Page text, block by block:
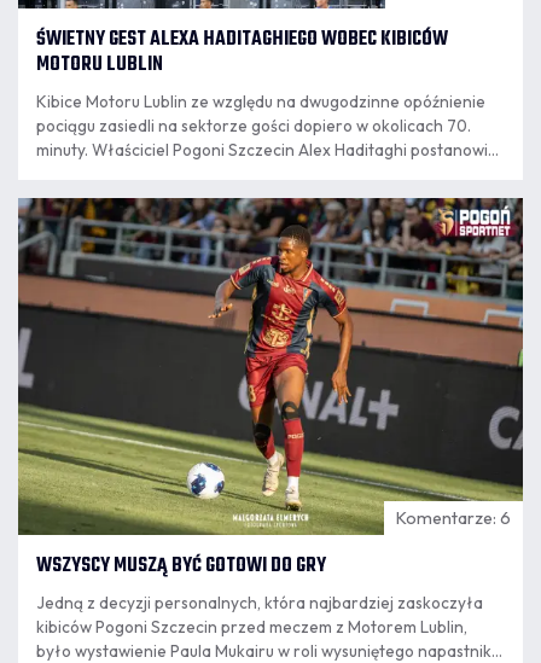
ŚWIETNY GEST ALEXA HADITAGHIEGO WOBEC KIBICÓW
MOTORU LUBLIN
Kibice Motoru Lublin ze względu na dwugodzinne opóźnienie
pociągu zasiedli na sektorze gości dopiero w okolicach 70.
minuty. Właściciel Pogoni Szczecin Alex Haditaghi postanowił,
spotkanie obu klubów w Szczecinie.
09.08
7:55
Komentarze: 6
WSZYSCY MUSZĄ BYĆ GOTOWI DO GRY
Jedną z decyzji personalnych, która najbardziej zaskoczyła
kibiców Pogoni Szczecin przed meczem z Motorem Lublin,
było wystawienie Paula Mukairu w roli wysuniętego napastnika,